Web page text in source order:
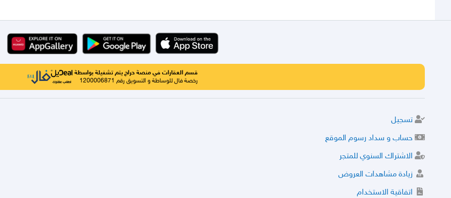
قسم العقارات في منصة حراج يتم تشغيلة بواسطة
رخصة فال للوساطة و التسويق رقم 1200006871
تسجيل
حساب و سداد رسوم الموقع
الاشتراك السنوي للمتجر
زيادة مشاهدات العروض
اتفاقية الاستخدام